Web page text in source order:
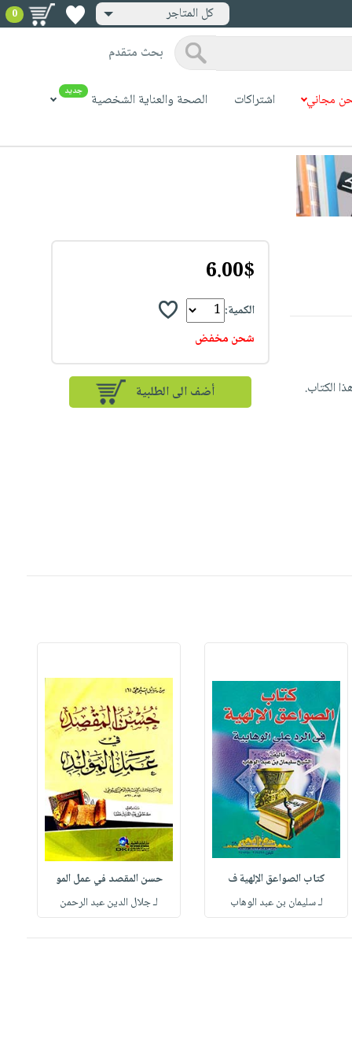
كل المتاجر 0
بحث متقدم
مجاني اشتراكات الصحة والعناية الشخصية جديد
الكتاب.
6.00$
الكمية:
شحن مخفض
أضف الى الطلبية
كتاب الصواعق الإلهية ف
لـ سليمان بن عبد الوهاب
حسن المقصد في عمل المو
لـ جلال الدين عبد الرحمن